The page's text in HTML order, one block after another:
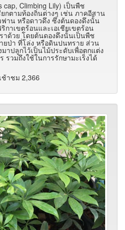
cap, Climbing Lily) เป็นพืช
กตามท้องถิ่นต่างๆ เช่น ภาคอีสาน
าน หรือดาวดึง ซึ่งต้นดองดึงนั้น
าเขตร้อนและเอเชียเขตร้อน
าด้วย โดยต้นดองดึงนั้นเป็นพืช
ป่า ที่โล่ง หรือดินปนทราย ส่วน
ปลูกไว้เป็นไม้ประดับเพื่อตกแต่ง
รวมถึงใช้ในการรักษามะเร็งได้
ช้าชม 2,366